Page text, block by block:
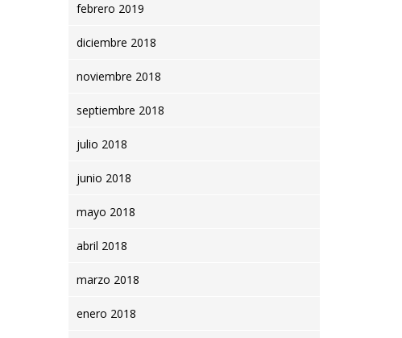
febrero 2019
diciembre 2018
noviembre 2018
septiembre 2018
julio 2018
junio 2018
mayo 2018
abril 2018
marzo 2018
enero 2018